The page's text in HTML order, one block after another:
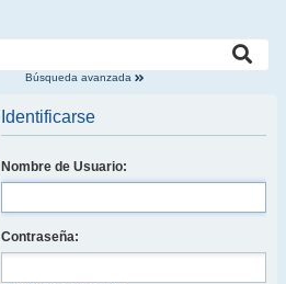
Búsqueda avanzada
Identificarse
Nombre de Usuario:
Contraseña: